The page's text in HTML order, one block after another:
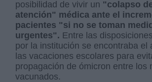
posibilidad de vivir un "colapso
atención" médica ante el
pacientes "si no se toman
urgentes". Entre las
por la institución se encontraba el
las vacaciones escolares para
propagación de ómicron entre los
vacunados.